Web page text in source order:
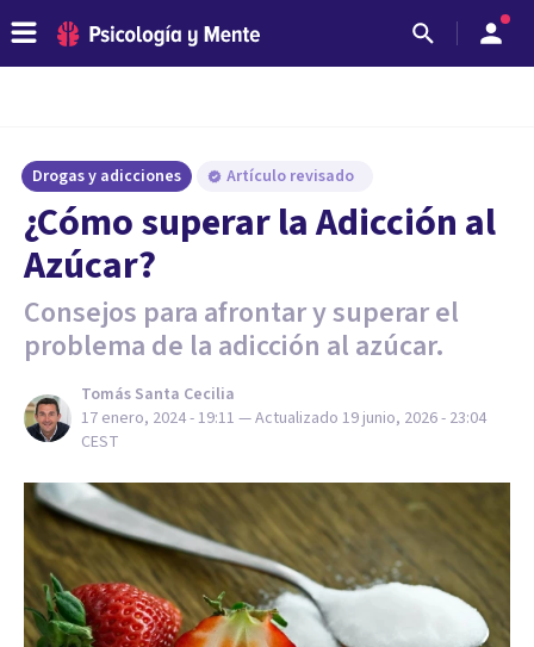
Drogas y adicciones Artículo revisado
¿Cómo superar la Adicción al
Azúcar?
Consejos para afrontar y superar el
problema de la adicción al azúcar.
Tomás Santa Cecilia
17 enero, 2024 - 19:11 — Actualizado 19 junio, 2026 - 23:04
CEST